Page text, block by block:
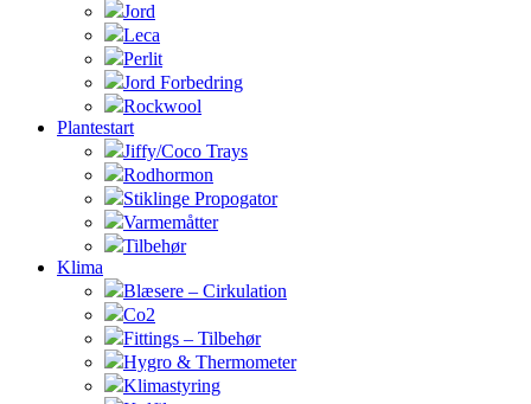
Jord
Leca
Perlit
Jord Forbedring
Rockwool
Plantestart
Jiffy/Coco Trays
Rodhormon
Stiklinge Propogator
Varmemåtter
Tilbehør
Klima
Blæsere – Cirkulation
Co2
Fittings – Tilbehør
Hygro & Thermometer
Klimastyring